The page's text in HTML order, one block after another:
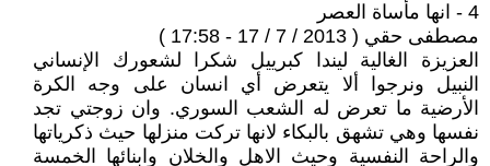
4 - انها مأساة العصر
مصطفى حقي ( 2013 / 7 / 17 - 17:58 )
العزيزة الغالية ليندا كبرييل شكرا لشعورك الإنساني
النبيل ونرجوا ألا يتعرض أي انسان على وجه الكرة
الأرضية ما تعرض له الشعب السوري. وان زوجتي تجد
نفسها وهي تشهق بالبكاء لانها تركت منزلها حيث ذكرياتها
والراحة النفسية وحيث الاهل والخلان وابنائها الخمسة